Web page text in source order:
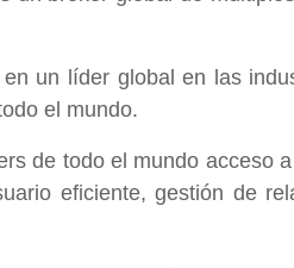
un líder global en las
el mundo.
de todo el mundo acceso
eficiente, gestión de